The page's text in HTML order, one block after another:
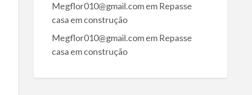
Megflor010@gmail.comem Repasse
casa em construção
Megflor010@gmail.comem Repasse
casa em construção